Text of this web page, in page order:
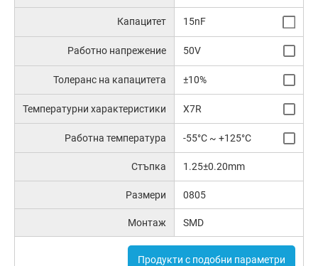
Капацитет 15nF
Работно напрежение 50V
Толеранс на капацитета ±10%
Температурни характеристики X7R
Работна температура -55°C ~ +125°C
Стъпка 1.25±0.20mm
Размери 0805
Монтаж SMD
Продукти с подобни параметри